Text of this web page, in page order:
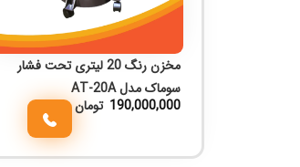
مخزن رنگ 20 لیتری تحت فشار
سوماک مدل AT-20A
190,000,000 تومان